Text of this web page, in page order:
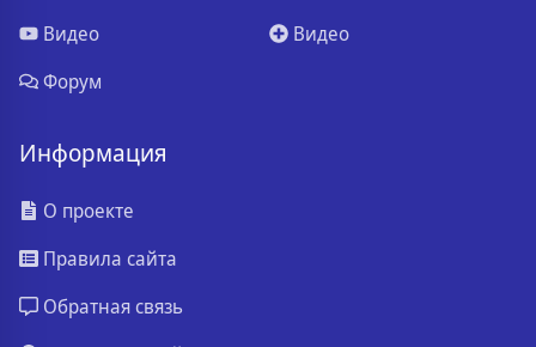
Видео
Форум
Видео
Информация
О проекте
Правила сайта
Обратная связь